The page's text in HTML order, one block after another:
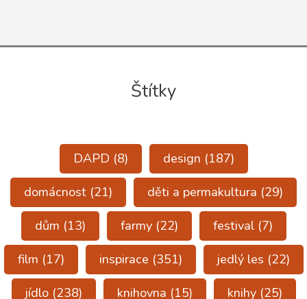
Soňou
Štítky
DAPD (8) design (187)
domácnost (21) děti a permakultura (29)
dům (13) farmy(22) festival(7)
film (17) inspirace (351) jedlý les (22)
jídlo(238) knihovna (15) knihy(25)